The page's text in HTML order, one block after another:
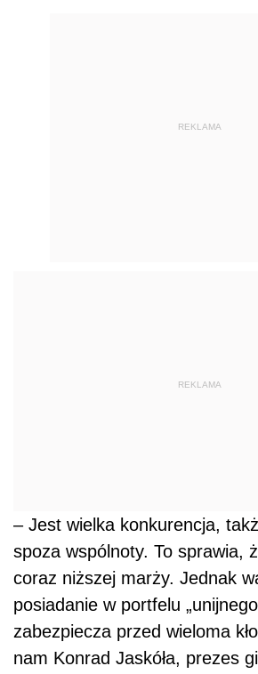
REKLAMA
REKLAMA
– Jest wielka konkurencja,
spoza wspólnoty. To sprawia,
coraz niższej marży. Jednak
posiadanie w portfelu
zabezpiecza przed wieloma
nam Konrad Jaskóła, prezes